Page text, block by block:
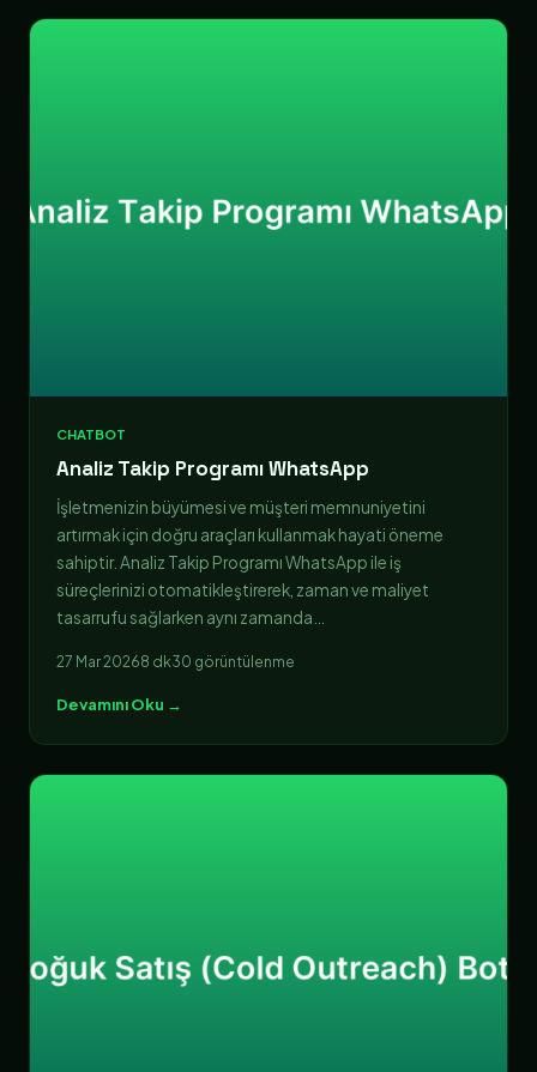
CHATBOT
Analiz Takip Programı WhatsApp
İşletmenizin büyümesi ve müşteri memnuniyetini
artırmak için doğru araçları kullanmak hayati öneme
sahiptir. Analiz Takip Programı WhatsApp ile iş
süreçlerinizi otomatikleştirerek, zaman ve maliyet
tasarrufu sağlarken aynı zamanda…
27 Mar 20268 dk30 görüntülenme
Devamını Oku →